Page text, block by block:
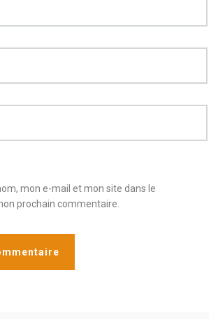
mon e-mail et mon site dans le
prochain commentaire.